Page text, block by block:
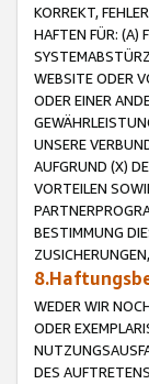
KORREKT,
HAFTEN FÜR: (A)
WEBSITE ODER
ODER EINER
UNSERE
AUFGRUND (X)
VORTEILEN
BESTIMMUNG
WEDER WIR
ODER
DES